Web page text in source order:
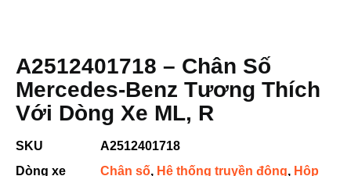
A2512401718 – Chân Số
Mercedes-Benz Tương Thích
Với Dòng Xe ML, R
SKU
A2512401718
Dòng xe
Chân số, Hệ thống truyền động, Hộp